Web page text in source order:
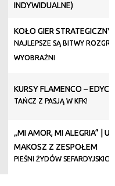
INDYWIDUALNE)
KOŁO GIER
NAJLEPSZE SĄ BITWY
WYOBRAŹNI
KURSY FLAMENCO –
TAŃCZ Z PASJĄ W KFK!
„MI AMOR, MI ALEGRIA” |
MAKOSZ Z ZESPOŁEM
PIEŚNI ŻYDÓW SEFARDYJSKICH